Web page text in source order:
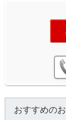
おすすめの